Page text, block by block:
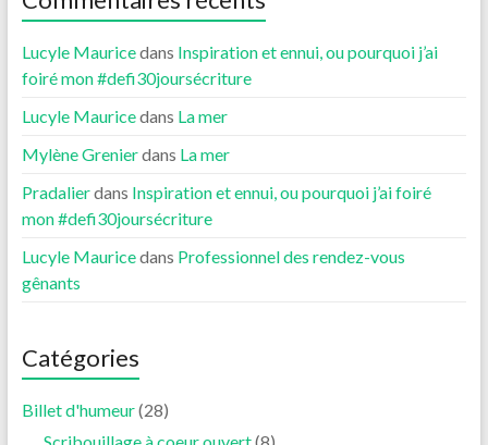
Lucyle Mauricedans Inspiration et ennui, ou pourquoi j’ai
foiré mon #defi30joursécriture
Lucyle Mauricedans La mer
Mylène Grenierdans La mer
Pradalierdans Inspiration et ennui, ou pourquoi j’ai foiré
mon #defi30joursécriture
Lucyle Mauricedans Professionnel des rendez-vous
gênants
Catégories
Billet d'humeur(28)
Scribouillage à coeur ouvert(8)